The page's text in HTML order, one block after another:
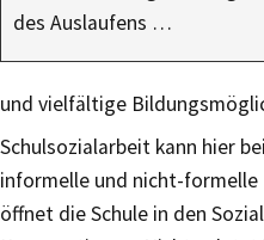
des Auslaufens …
und vielfältige
Schulsozialarbeit kann hier
informelle und nicht-
öffnet die Schule in den